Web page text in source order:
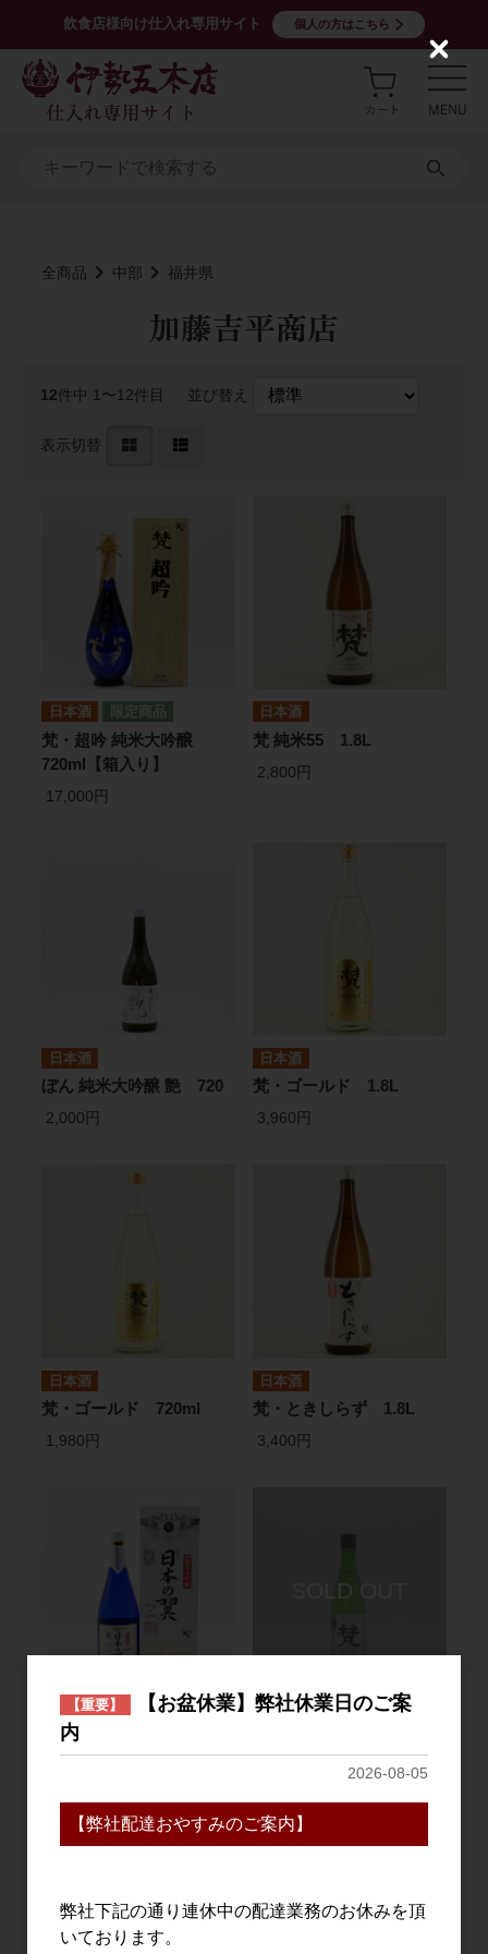
飲食店様向け仕入れ専用サイト 個人の方はこちら
全商品 中部 福井県
加藤吉平商店
12件中 1〜12件目 並び替え
表示切替
日本酒
梵・超吟 純米大吟醸
720ml【箱入り】
17,000円
日本酒
梵 純米55 1.8L
2,800円
日本酒
ぼん 純米大吟醸 艶 720
2,000円
日本酒
梵・ゴールド 1.8L
3,960円
日本酒
梵・ゴールド 720ml
1,980円
日本酒
梵・ときしらず 1.8L
3,400円
日本酒
梵・日本の翼 純米大吟
醸 720ml【箱入り】
日本酒
濾過原酒 720ml
【重要】
【お盆休業】弊社休業日のご案
内
2026-08-05
【弊社配達おやすみのご案内】
弊社下記の通り連休中の配達業務のお休みを頂
いております。
C
l
s